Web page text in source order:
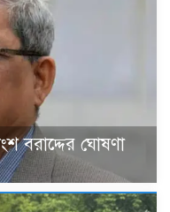
বরাদ্দের ঘোষণা